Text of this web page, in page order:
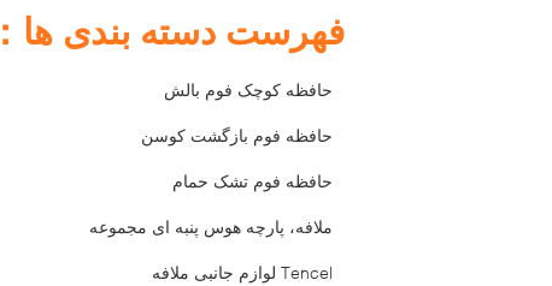
فهرست دسته بندی ها：
حافظه کوچک فوم بالش
حافظه فوم بازگشت کوسن
حافظه فوم تشک حمام
ملافه، پارچه هوس پنبه ای مجموعه
Tencel لوازم جانبی ملافه